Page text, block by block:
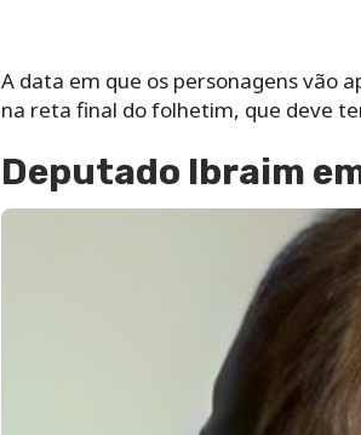
A data em que os personagens vão
na reta final do folhetim, que deve
Deputado Ibraim